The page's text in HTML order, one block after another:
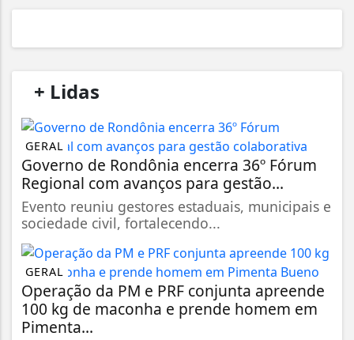
+ Lidas
GERAL
Governo de Rondônia encerra 36º Fórum
Regional com avanços para gestão...
Evento reuniu gestores estaduais, municipais e
sociedade civil, fortalecendo...
GERAL
Operação da PM e PRF conjunta apreende
100 kg de maconha e prende homem em
Pimenta...